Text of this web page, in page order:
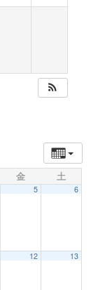
t
i
金 土
5 6
12 13